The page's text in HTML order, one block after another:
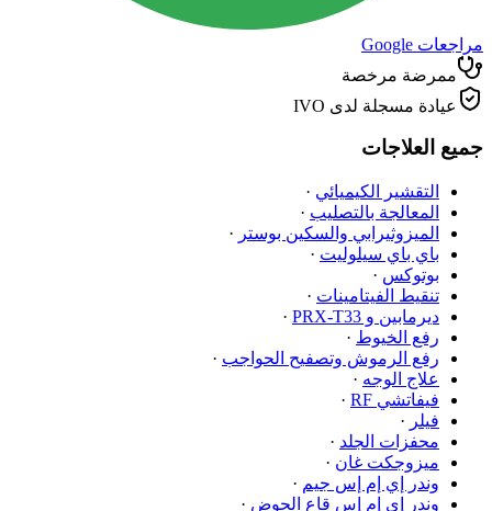
مراجعات Google
ممرضة مرخصة
عيادة مسجلة لدى IVO
جميع العلاجات
التقشير الكيميائي ·
المعالجة بالتصليب ·
الميزوثيرابي والسكين بوستر ·
باي باي سيلوليت ·
بوتوكس ·
تنقيط الفيتامينات ·
ديرمابين و PRX-T33
·
رفع الخيوط ·
رفع الرموش وتصفيح الحواجب ·
علاج الوجه ·
فيفاتشي RF
·
فيلر ·
محفزات الجلد ·
ميزوجكت غان ·
وندر إي إم إس جيم ·
وندر إي إم إس قاع الحوض ·